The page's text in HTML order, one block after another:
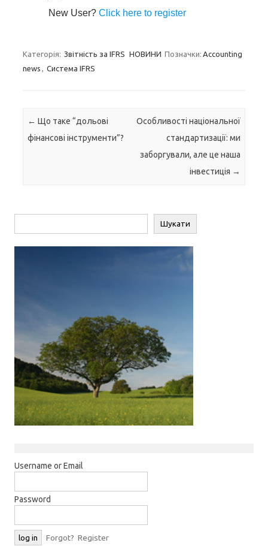
New User?Click here to register
Категорія: Звітність за IFRS НОВИНИ Позначки: Accounting
news , Система IFRS
Навігація по запису
← Що таке “дольові
фінансові інструменти”?
Особливості національної
стандартизації: ми
заборгували, але це наша
інвестиція →
Шукати
Username or Email
Password
Forgot? Register